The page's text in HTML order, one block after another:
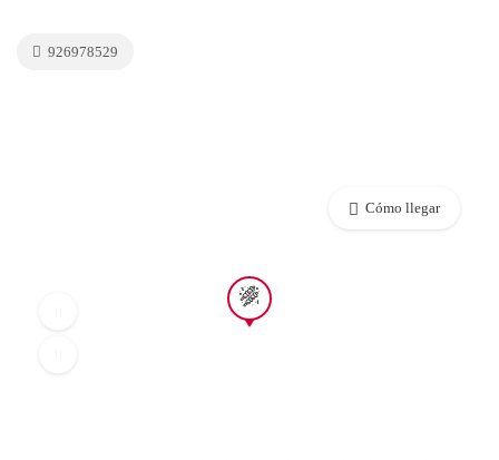
926978529
Cómo llegar